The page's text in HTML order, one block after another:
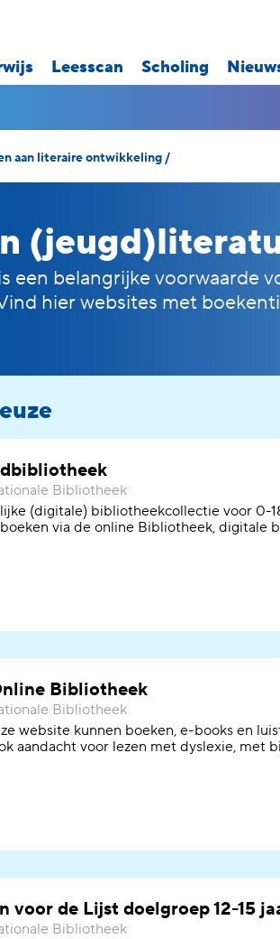
Leesscan Scholing
aan literaire ontwikkeling/
een belangrijke voorwaarde
hierwebsites met
Bibliotheek
(digitale) bibliotheekcollectie voor 0-
via de online Bibliotheek, digitale
Bibliotheek
Bibliotheek
website kunnen boeken, e-books en
aandacht voor lezen met dyslexie, met
voor de Lijst doelgroep 12-15
Bibliotheek